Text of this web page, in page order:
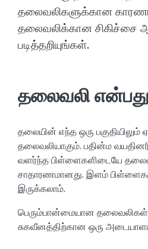
தலைவலிகளுக்கான
தலைவலிக்கான சிகிச்சை
படித்தறியுங்கள்.
தலைவலி
தலையின் எந்த ஒரு பகுதியிலும்
தலைவலியாகும். பதின்ம
வளர்ந்த பிள்ளைகளிடையே
சாதாரணமானது. இளம்
இருக்கலாம்.
பெரும்பான்மையான
சுகவீனத்திற்கான ஒரு